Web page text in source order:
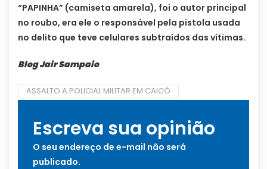
“PAPINHA” (camiseta amarela), foi o autor principal
no roubo, era ele o responsável pela pistola usada
no delito que teve celulares subtraídos das vítimas.
Blog Jair Sampaio
ASSALTO A POLICIAL MILITAR EM CAICÓ
Escreva sua opinião
O seu endereço de e-mail não será
publicado.